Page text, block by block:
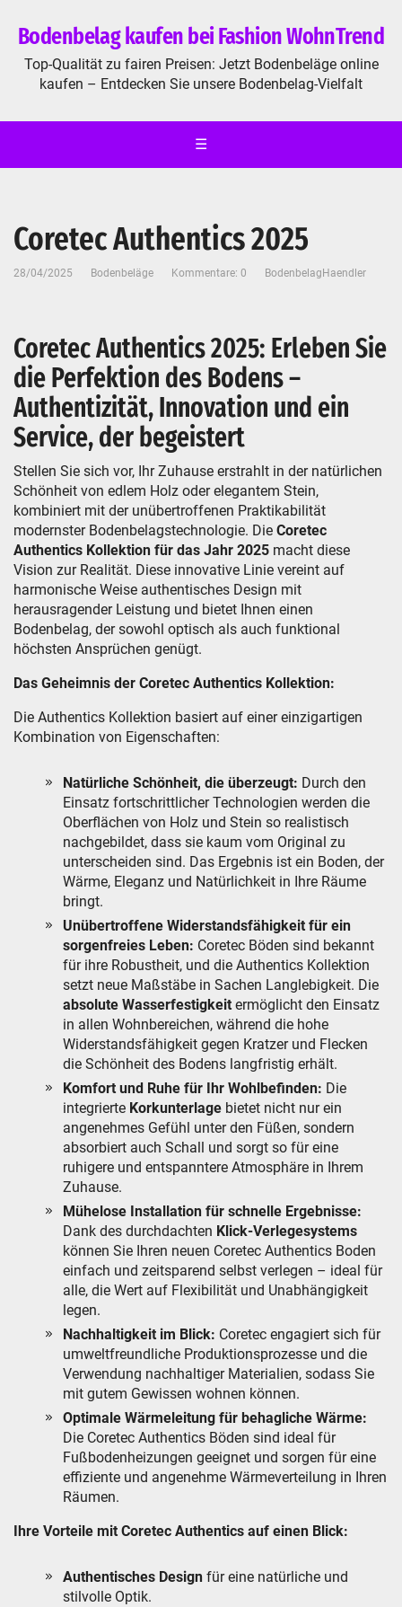
Bodenbelag kaufen bei Fashion WohnTrend
Top-Qualität zu fairen Preisen: Jetzt Bodenbeläge online
kaufen – Entdecken Sie unsere Bodenbelag-Vielfalt
☰
Coretec Authentics 2025
28/04/2025 Bodenbeläge Kommentare: 0 BodenbelagHaendler
Coretec Authentics 2025: Erleben Sie
die Perfektion des Bodens –
Authentizität, Innovation und ein
Service, der begeistert
Stellen Sie sich vor, Ihr Zuhause erstrahlt in der natürlichen
Schönheit von edlem Holz oder elegantem Stein,
kombiniert mit der unübertroffenen Praktikabilität
modernster Bodenbelagstechnologie. Die Coretec
Authentics Kollektion für das Jahr 2025 macht diese
Vision zur Realität. Diese innovative Linie vereint auf
harmonische Weise authentisches Design mit
herausragender Leistung und bietet Ihnen einen
Bodenbelag, der sowohl optisch als auch funktional
höchsten Ansprüchen genügt.
Das Geheimnis der Coretec Authentics Kollektion:
Die Authentics Kollektion basiert auf einer einzigartigen
Kombination von Eigenschaften:
Natürliche Schönheit, die überzeugt: Durch den
Einsatz fortschrittlicher Technologien werden die
Oberflächen von Holz und Stein so realistisch
nachgebildet, dass sie kaum vom Original zu
unterscheiden sind. Das Ergebnis ist ein Boden, der
Wärme, Eleganz und Natürlichkeit in Ihre Räume
bringt.
Unübertroffene Widerstandsfähigkeit für ein
sorgenfreies Leben: Coretec Böden sind bekannt
für ihre Robustheit, und die Authentics Kollektion
setzt neue Maßstäbe in Sachen Langlebigkeit. Die
absolute Wasserfestigkeit ermöglicht den Einsatz
in allen Wohnbereichen, während die hohe
Widerstandsfähigkeit gegen Kratzer und Flecken
die Schönheit des Bodens langfristig erhält.
Komfort und Ruhe für Ihr Wohlbefinden: Die
integrierte Korkunterlage bietet nicht nur ein
angenehmes Gefühl unter den Füßen, sondern
absorbiert auch Schall und sorgt so für eine
ruhigere und entspanntere Atmosphäre in Ihrem
Zuhause.
Mühelose Installation für schnelle Ergebnisse:
Dank des durchdachten Klick-Verlegesystems
können Sie Ihren neuen Coretec Authentics Boden
einfach und zeitsparend selbst verlegen – ideal für
alle, die Wert auf Flexibilität und Unabhängigkeit
legen.
Nachhaltigkeit im Blick: Coretec engagiert sich für
umweltfreundliche Produktionsprozesse und die
Verwendung nachhaltiger Materialien, sodass Sie
mit gutem Gewissen wohnen können.
Optimale Wärmeleitung für behagliche Wärme:
Die Coretec Authentics Böden sind ideal für
Fußbodenheizungen geeignet und sorgen für eine
effiziente und angenehme Wärmeverteilung in Ihren
Räumen.
Ihre Vorteile mit Coretec Authentics auf einen Blick:
Authentisches Design für eine natürliche und
stilvolle Optik.